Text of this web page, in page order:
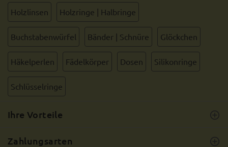
Holzlinsen Holzringe | Halbringe
Buchstabenwürfel Bänder | Schnüre Glöckchen
Häkelperlen Fädelkörper Dosen Silikonringe
Schlüsselringe
Ihre Vorteile
Zahlungsarten